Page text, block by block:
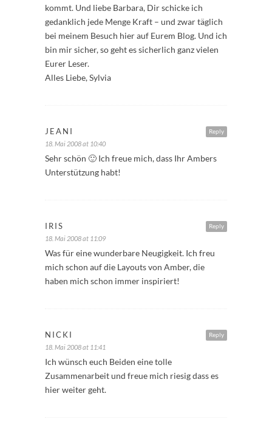
kommt. Und liebe Barbara, Dir schicke ich
gedanklich jede Menge Kraft – und zwar täglich
bei meinem Besuch hier auf Eurem Blog. Und ich
bin mir sicher, so geht es sicherlich ganz vielen
Eurer Leser.
Alles Liebe, Sylvia
Reply
JEANI
18. Mai 2008 at 10:40
Sehr schön 🙂 Ich freue mich, dass Ihr Ambers
Unterstützung habt!
Reply
IRIS
18. Mai 2008 at 11:09
Was für eine wunderbare Neugigkeit. Ich freu
mich schon auf die Layouts von Amber, die
haben mich schon immer inspiriert!
Reply
NICKI
18. Mai 2008 at 11:41
Ich wünsch euch Beiden eine tolle
Zusammenarbeit und freue mich riesig dass es
hier weiter geht.